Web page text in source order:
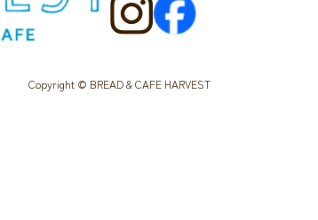
Copyright © BREAD & CAFE HARVEST